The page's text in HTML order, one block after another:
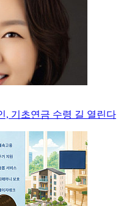
, 기초연금 수령 길 열린다